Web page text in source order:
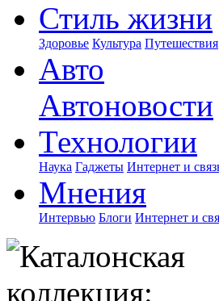
Стиль жизни
Здоровье Культура Путешествия
Авто
Автоновости
Технологии
Наука Гаджеты Интернет и
Мнения
Интервью Блоги Интернет и